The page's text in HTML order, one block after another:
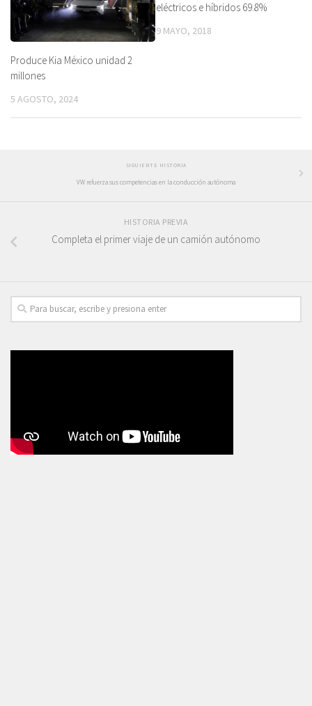
Produce Kia México unidad 2
millones
5 AGOSTO, 2024
eléctricos e híbridos 69.8%
9 MAYO, 2018
SIGUIENTE HISTORIA
VW refuerza sus competencias en la conducción autónoma
HISTORIA PREVIA
Completa el primer viaje de un camión autónomo